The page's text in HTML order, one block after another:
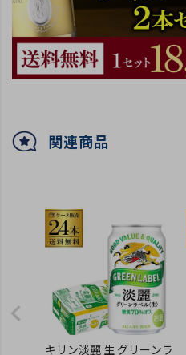
関連商品
キリン淡麗 生 グリーンラ